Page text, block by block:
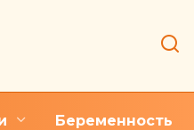
Беременность